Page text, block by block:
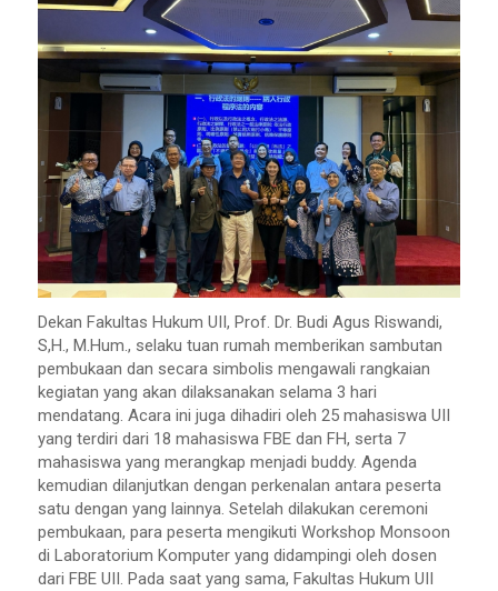
Dekan Fakultas Hukum UII, Prof. Dr. Budi Agus Riswandi,
S,H., M.Hum., selaku tuan rumah memberikan sambutan
pembukaan dan secara simbolis mengawali rangkaian
kegiatan yang akan dilaksanakan selama 3 hari
mendatang. Acara ini juga dihadiri oleh 25 mahasiswa UII
yang terdiri dari 18 mahasiswa FBE dan FH, serta 7
mahasiswa yang merangkap menjadi buddy. Agenda
kemudian dilanjutkan dengan perkenalan antara peserta
satu dengan yang lainnya. Setelah dilakukan ceremoni
pembukaan, para peserta mengikuti Workshop Monsoon
di Laboratorium Komputer yang didampingi oleh dosen
dari FBE UII. Pada saat yang sama, Fakultas Hukum UII